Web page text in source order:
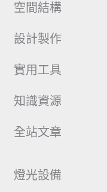
空間結構
設計製作
實用工具
知識資源
全站文章
燈光設備